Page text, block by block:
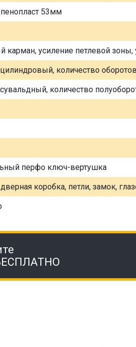
пенопласт 53мм
карман, усиление петлевой зоны,
количество
количество
перфо ключ-вертушка
коробка, петли, замок,